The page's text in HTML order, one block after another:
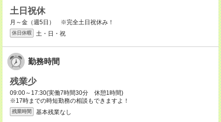
土日祝休
月～金（週5日） ※完全土日祝休み！
休日休暇 土・日・祝
勤務時間
残業少
09:00～17:30(実働7時間30分 休憩1時間)
※17時までの時短勤務の相談もできますよ！
残業時間 基本残業なし